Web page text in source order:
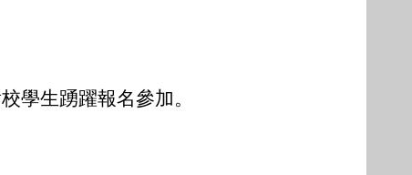
學生踴躍報名參加。